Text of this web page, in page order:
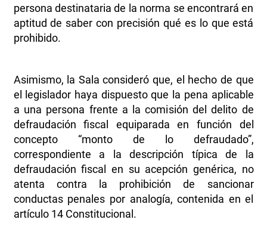
persona destinataria de la norma se encontrará en
aptitud de saber con precisión qué es lo que está
prohibido.
Asimismo, la Sala consideró que, el hecho de que
el legislador haya dispuesto que la pena aplicable
a una persona frente a la comisión del delito de
defraudación fiscal equiparada en función del
concepto “monto de lo defraudado”,
correspondiente a la descripción típica de la
defraudación fiscal en su acepción genérica, no
atenta contra la prohibición de sancionar
conductas penales por analogía, contenida en el
artículo 14 Constitucional.